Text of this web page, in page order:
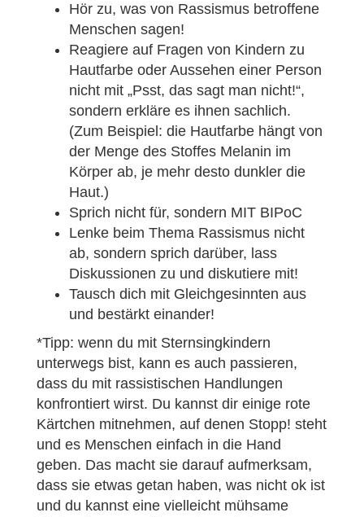
Hör zu, was von Rassismus betroffene
Menschen sagen!
Reagiere auf Fragen von Kindern zu
Hautfarbe oder Aussehen einer Person
nicht mit „Psst, das sagt man nicht!“,
sondern erkläre es ihnen sachlich.
(Zum Beispiel: die Hautfarbe hängt von
der Menge des Stoffes Melanin im
Körper ab, je mehr desto dunkler die
Haut.)
Sprich nicht für, sondern MIT BIPoC
Lenke beim Thema Rassismus nicht
ab, sondern sprich darüber, lass
Diskussionen zu und diskutiere mit!
Tausch dich mit Gleichgesinnten aus
und bestärkt einander!
*Tipp: wenn du mit Sternsingkindern
unterwegs bist, kann es auch passieren,
dass du mit rassistischen Handlungen
konfrontiert wirst. Du kannst dir einige rote
Kärtchen mitnehmen, auf denen Stopp! steht
und es Menschen einfach in die Hand
geben. Das macht sie darauf aufmerksam,
dass sie etwas getan haben, was nicht ok ist
und du kannst eine vielleicht mühsame